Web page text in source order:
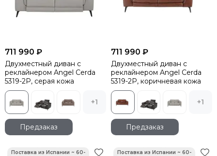
711 990 ₽
Двухместный диван с
реклайнером Angel Cerda
5319-2P, серая кожа
+1
Предзаказ
711 990 ₽
Двухместный диван с
реклайнером Angel Cerda
5319-2P, коричневая кожа
+1
Предзаказ